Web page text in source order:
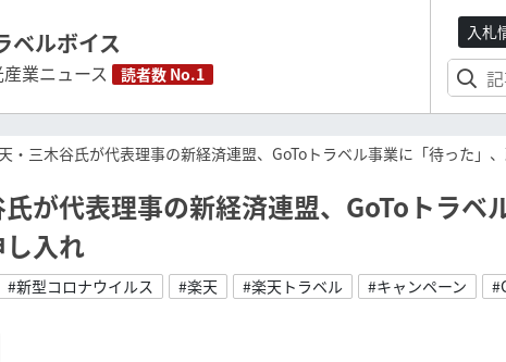
ベルボイス
業ニュース 読者数 No.1
入札
・三木谷氏が代表理事の新経済連盟、GoToトラベル事業に「待った」
が代表理事の新経済連盟、GoToトラベ
入れ
#新型コロナウイルス #楽天 #楽天トラベル #キャンペーン